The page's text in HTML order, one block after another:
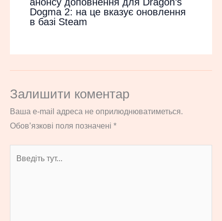
Dogma 2: на це вказує оновлення
в базі Steam
Залишити коментар
Ваша e-mail адреса не оприлюднюватиметься.
Обов’язкові поля позначені *